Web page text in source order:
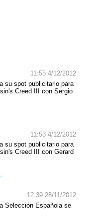
11:55 4/12/2012
su spot publicitario para
Creed III con Sergio
11:53 4/12/2012
su spot publicitario para
Creed III con Gerard
12:39 28/11/2012
Selección Española se